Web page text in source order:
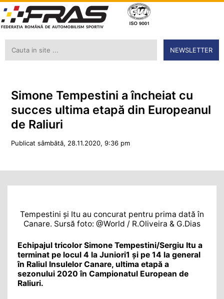
NEWSLETTER
Simone Tempestini a încheiat cu
succes ultima etapă din Europeanul
de Raliuri
Publicat sâmbătă, 28.11.2020, 9:36 pm
Tempestini și Itu au concurat pentru prima dată în
Canare. Sursă foto: @World / R.Oliveira & G.Dias
Echipajul tricolor Simone Tempestini/Sergiu Itu a
terminat pe locul 4 la Juniori1 și pe 14 la general
în Raliul Insulelor Canare, ultima etapă a
sezonului 2020 în Campionatul European de
Raliuri.